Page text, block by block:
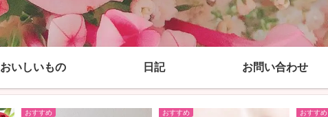
おいしいもの 日記 お問い合わせ
おすすめ おすすめ おすすめ